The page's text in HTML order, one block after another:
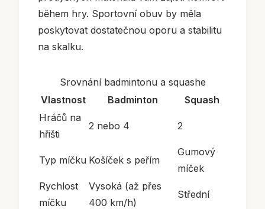
během hry. Sportovní obuv by měla
poskytovat dostatečnou oporu a stabilitu
na skalku.
Srovnání badmintonu a squashe
Vlastnost
Badminton
Squash
Hráčů na
hřišti
2 nebo 4 2
Typ míčku Košíček s peřím
Gumový
míček
Rychlost
míčku
Vysoká (až přes
400 km/h)
Střední